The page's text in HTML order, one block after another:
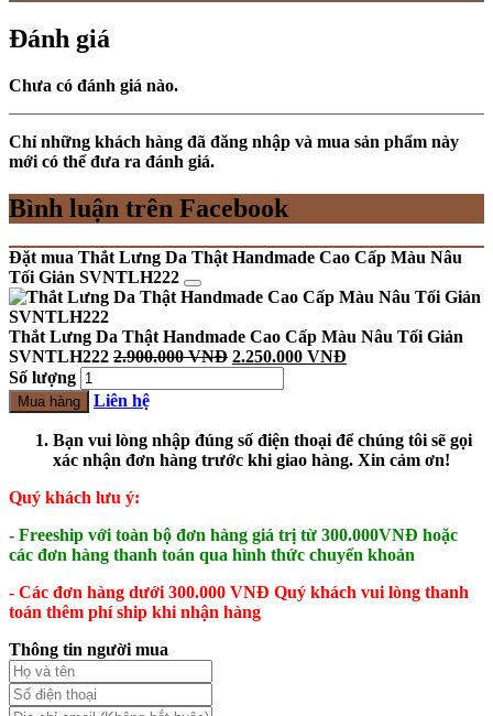
Đánh giá
Chưa có đánh giá nào.
Chỉ những khách hàng đã đăng nhập và mua sản phẩm này
mới có thể đưa ra đánh giá.
Bình luận trên Facebook
Đặt mua Thắt Lưng Da Thật Handmade Cao Cấp Màu Nâu
Tối Giản SVNTLH222
Thắt Lưng Da Thật Handmade Cao Cấp Màu Nâu Tối Giản
SVNTLH222 2.900.000VNĐ 2.250.000 VNĐ
Số lượng
Mua hàng Liên hệ
Bạn vui lòng nhập đúng số điện thoại để chúng tôi sẽ gọi
xác nhận đơn hàng trước khi giao hàng. Xin cảm ơn!
Quý khách lưu ý:
- Freeship với toàn bộ đơn hàng giá trị từ 300.000VNĐ hoặc
các đơn hàng thanh toán qua hình thức chuyển khoản
- Các đơn hàng dưới 300.000 VNĐ Quý khách vui lòng thanh
toán thêm phí ship khi nhận hàng
Thông tin người mua